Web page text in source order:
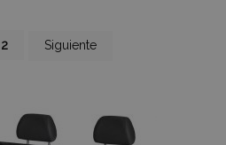
2 Siguiente